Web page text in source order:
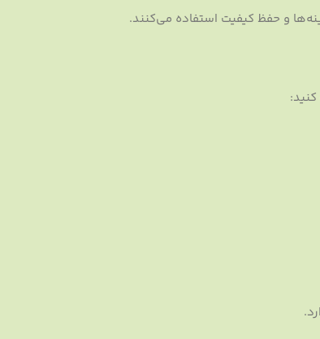
و حفظ کیفیت استفاده می‌کنند.